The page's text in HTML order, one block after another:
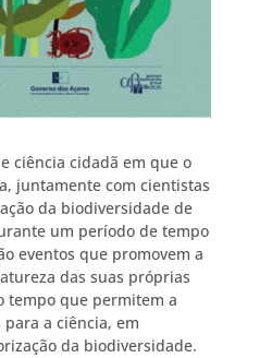
ciência cidadã em que o
juntamente com cientistas
da biodiversidade de
um período de tempo
eventos que promovem a
das suas próprias
tempo que permitem a
a ciência, em
da biodiversidade.